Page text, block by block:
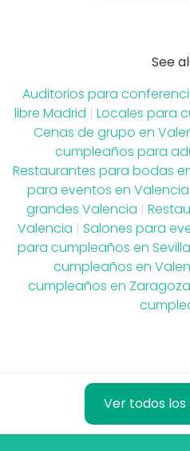
See
Auditorios para
libre Madrid | Locales para
Cenas de grupo en
cumpleaños para
Restaurantes para bodas
para eventos en Valencia
grandes Valencia |
Valencia | Salones para
para cumpleaños en Sevilla
cumpleaños en
cumpleaños en Zaragoza
Ver todos los